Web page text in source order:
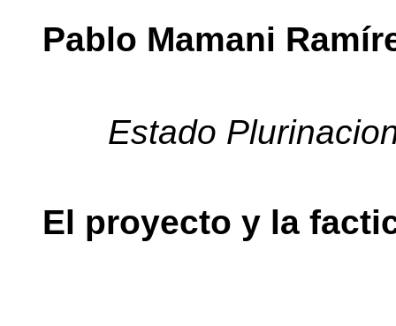
Pablo Mamani
Estado
El proyecto y la